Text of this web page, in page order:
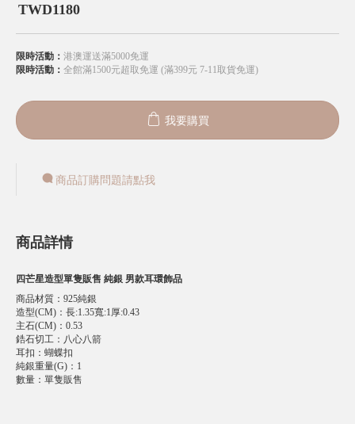
TWD1180
限時活動： 港澳運送滿5000免運
限時活動： 全館滿1500元超取免運 (滿399元 7-11取貨免運)
我要購買
商品訂購問題請點我
商品詳情
四芒星造型單隻販售 純銀 男款耳環飾品
商品材質 ： 925純銀
造型(CM) ： 長:1.35寬:1厚:0.43
主石(CM) ： 0.53
鋯石切工 ： 八心八箭
耳扣 ： 蝴蝶扣
純銀重量(G) ： 1
數量 ： 單隻販售